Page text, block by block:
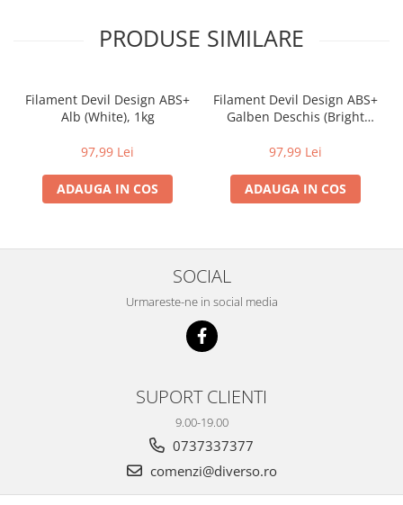
PRODUSE SIMILARE
Filament Devil Design ABS+
Alb (White), 1kg
97,99 Lei
ADAUGA IN COS
Filament Devil Design ABS+
Galben Deschis (Bright
97,99 Lei
ADAUGA IN COS
SOCIAL
Urmareste-ne in social media
SUPORT CLIENTI
9.00-19.00
0737337377
comenzi@diverso.ro